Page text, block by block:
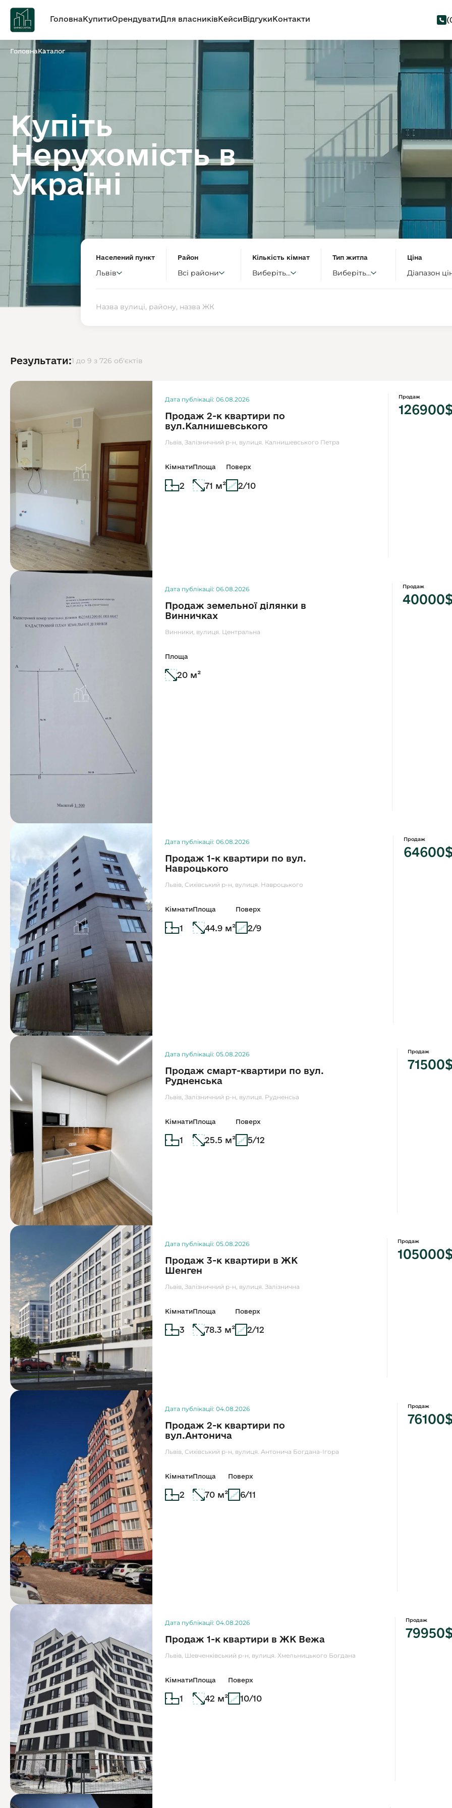
ГоловнаКупитиОрендуватиДля власниківКейсиВідгукиКонтакти
ГоловнаКаталог
Купіть
Нерухомість в
Україні
Населений пункт
Львів
Район
Всі райони
Кількість кімнат
Виберіть...
Тип житла
Виберіть...
Ціна
Діапазон
Результати:1 до 9 з 726 об'єктів
Дата публікації: 06.08.2026
Продаж 2-к квартири по
вул.Калнишевського
Львів, Залізничний р-н, вулиця. Калнишевського Петра
Кімнати
2
Площа
71 м²
Поверх
2/10
Продаж
Дата публікації: 06.08.2026
Продаж земельної ділянки в
Винничках
Винники, вулиця. Центральна
Площа
20 м²
Продаж
Дата публікації: 06.08.2026
Продаж 1-к квартири по вул.
Навроцького
Львів, Сихівський р-н, вулиця. Навроцького
Кімнати
1
Площа
44.9 м²
Поверх
2/9
Продаж
Дата публікації: 05.08.2026
Продаж смарт-квартири по вул.
Рудненська
Львів, Залізничний р-н, вулиця. Рудненсьа
Кімнати
1
Площа
25.5 м²
Поверх
5/12
Продаж
Дата публікації: 05.08.2026
Продаж 3-к квартири в ЖК
Шенген
Львів, Залізничний р-н, вулиця. Залізнична
Кімнати
3
Площа
78.3 м²
Поверх
2/12
Продаж
Дата публікації: 04.08.2026
Продаж 2-к квартири по
вул.Антонича
Львів, Сихівський р-н, вулиця. Антонича Богдана-Ігора
Кімнати
2
Площа
70 м²
Поверх
6/11
Продаж
Дата публікації: 04.08.2026
Продаж 1-к квартири в ЖК Вежа
Львів, Шевченківський р-н, вулиця. Хмельницького Богдана
Кімнати
1
Площа
42 м²
Поверх
10/10
Продаж